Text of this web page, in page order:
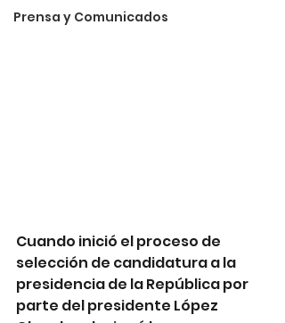
Prensa y Comunicados
Cuando inició el proceso de
selección de candidatura a la
presidencia de la República por
parte del presidente López